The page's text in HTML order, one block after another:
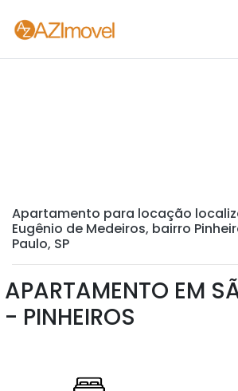
Apartamento para locação
Eugênio de Medeiros, bairro
Paulo, SP
APARTAMENTO EM
- PINHEIROS